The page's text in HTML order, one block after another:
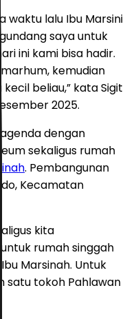
waktu lalu Ibu Marsini
saya untuk
ini kami bisa hadir.
kemudian
beliau,” kata Sigit
2025.
dengan
sekaligus rumah
. Pembangunan
Kecamatan
kita
rumah singgah
Marsinah. Untuk
satu tokoh Pahlawan